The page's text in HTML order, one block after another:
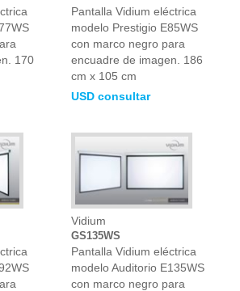
170
Pantalla Vidium eléctrica
modelo Prestigio E85WS
con marco negro para
encuadre de imagen. 186
cm x 105 cm
USD consultar
Vidium
GS135WS
Pantalla Vidium eléctrica
modelo Auditorio E135WS
con marco negro para